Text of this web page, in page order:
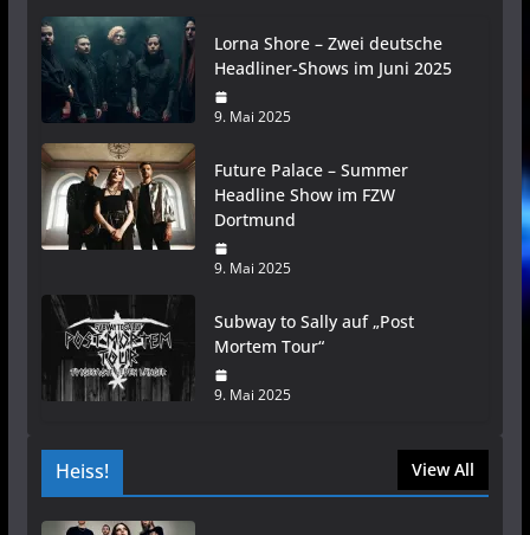
Lorna Shore – Zwei deutsche
Headliner-Shows im Juni 2025
9. Mai 2025
Future Palace – Summer
Headline Show im FZW
Dortmund
9. Mai 2025
Subway to Sally auf „Post
Mortem Tour“
9. Mai 2025
Heiss! View All